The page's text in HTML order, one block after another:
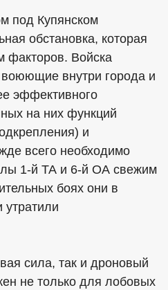
под Купянском
обстановка, которая
факторов. Войска
воюющие внутри города и
эффективного
на них функций
и
всего необходимо
1-й ТА и 6-й ОА свежим
боях они в
утратили
сила, так и дроновый
не только для лобовых